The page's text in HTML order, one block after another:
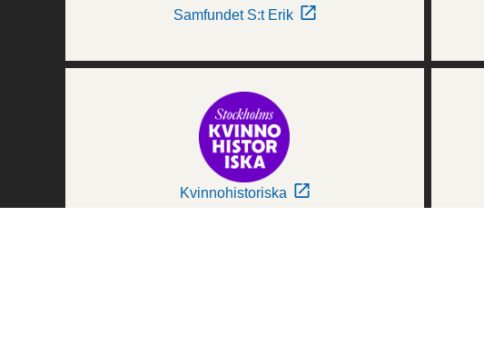
Samfundet S:t Erik
Kvinnohistoriska